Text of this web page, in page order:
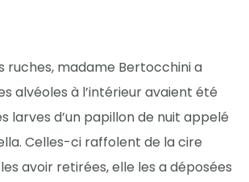
ruches, madame Bertocchini a
alvéoles à l’intérieur avaient été
larves d’un papillon de nuit appelé
Celles-ci raffolent de la cire
avoir retirées, elle les a déposées